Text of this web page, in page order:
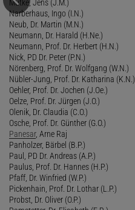
Mutke, Jens (J.M.)
Narberhaus, Ingo (I.N.)
Neub, Dr. Martin (M.N.)
Neumann, Dr. Harald (H.Ne.)
Neumann, Prof. Dr. Herbert (H.N.)
Nick, PD Dr. Peter (P.N.)
Nörenberg, Prof. Dr. Wolfgang (W.N.)
Nübler-Jung, Prof. Dr. Katharina (K.N.)
Oehler, Prof. Dr. Jochen (J.Oe.)
Oelze, Prof. Dr. Jürgen (J.O.)
Olenik, Dr. Claudia (C.O.)
Osche, Prof. Dr. Günther (G.O.)
Panesar, Arne Raj
Panholzer, Bärbel (B.P.)
Paul, PD Dr. Andreas (A.P.)
Paulus, Prof. Dr. Hannes (H.P.)
Pfaff, Dr. Winfried (W.P.)
Pickenhain, Prof. Dr. Lothar (L.P.)
Probst, Dr. Oliver (O.P.)